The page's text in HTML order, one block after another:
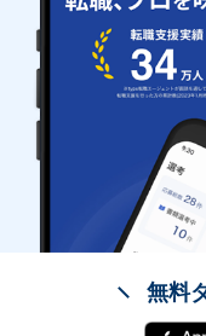
無料